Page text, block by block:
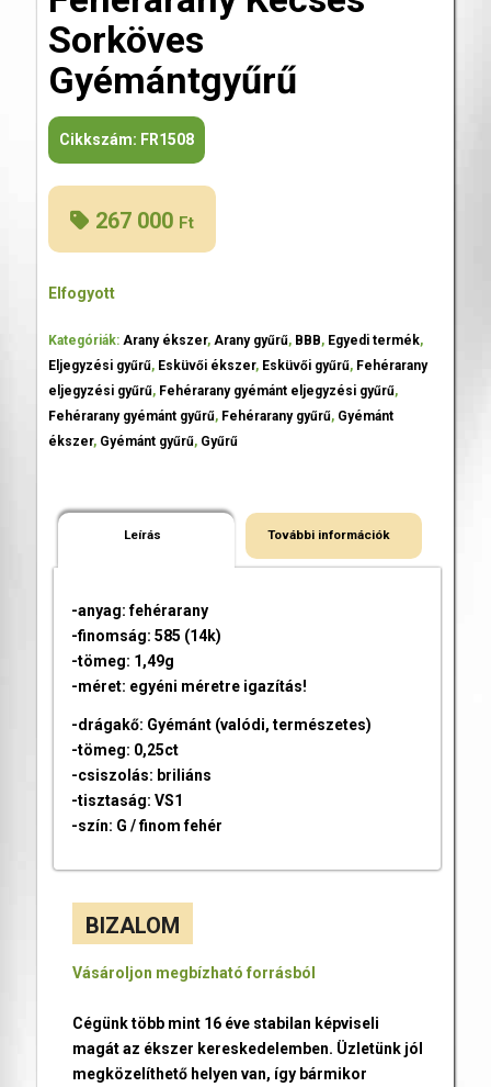
Sorköves
Gyémántgyűrű
Cikkszám: FR1508
267 000 Ft
Elfogyott
Kategóriák: Arany ékszer, Arany gyűrű, BBB, Egyedi termék,
Eljegyzési gyűrű, Esküvői ékszer, Esküvői gyűrű, Fehérarany
eljegyzési gyűrű, Fehérarany gyémánt eljegyzési gyűrű,
Fehérarany gyémánt gyűrű, Fehérarany gyűrű, Gyémánt
ékszer, Gyémánt gyűrű, Gyűrű
Leírás További információk
-anyag: fehérarany
-finomság: 585 (14k)
-tömeg: 1,49g
-méret: egyéni méretre igazítás!
-drágakő: Gyémánt (valódi, természetes)
-tömeg: 0,25ct
-csiszolás: briliáns
-tisztaság: VS1
-szín: G / finom fehér
BIZALOM
Vásároljon megbízható forrásból
Cégünk több mint 16 éve stabilan képviseli
magát az ékszer kereskedelemben. Üzletünk jól
megközelíthető helyen van, így bármikor